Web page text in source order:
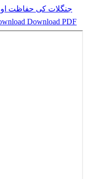
جنگلات کی حفاظت
Download PDF